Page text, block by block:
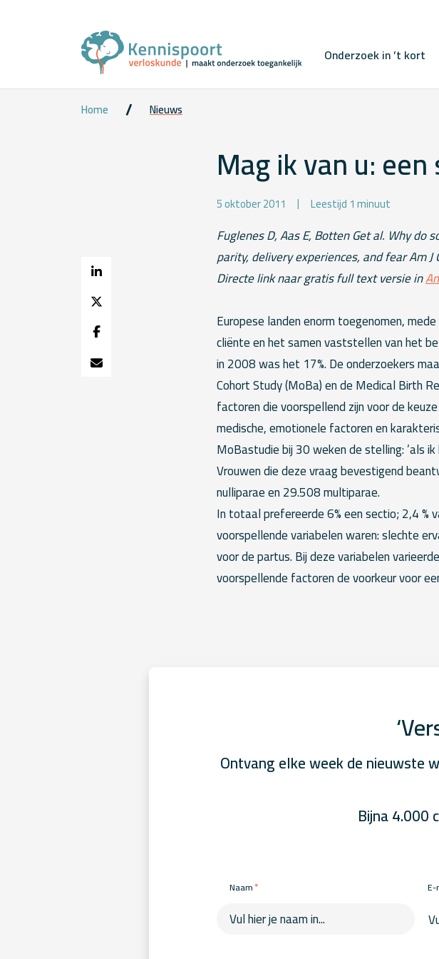
Onderzoek in ’t kort
Home Nieuws
Mag ik van u:
5 oktober 2011 Leestijd 1 minuut
Fuglenes D, Aas E, Botten Get al. Why
parity, delivery experiences, and fear Am
Directe link naar gratis full text versie in
Europese landen enorm toegenomen,
cliënte en het samen vaststellen van het
in 2008 was het 17%. De onderzoekers
Cohort Study (MoBa) en de Medical Birth
factoren die voorspellend zijn voor de
medische, emotionele factoren en
MoBastudie bij 30 weken de stelling: ’als
Vrouwen die deze vraag bevestigend
nulliparae en 29.508 multiparae.
In totaal prefereerde 6% een sectio; 2,4 %
voorspellende variabelen waren: slechte
voor de partus. Bij deze variabelen
voorspellende factoren de voorkeur voor
Ontvang elke week de nieuwste
Bijna 4.000
Naam*